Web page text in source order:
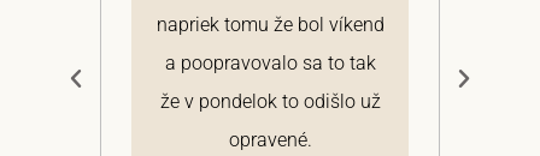
napriek tomu že bol víkend
a poopravovalo sa to tak
že v pondelok to odišlo už
opravené.